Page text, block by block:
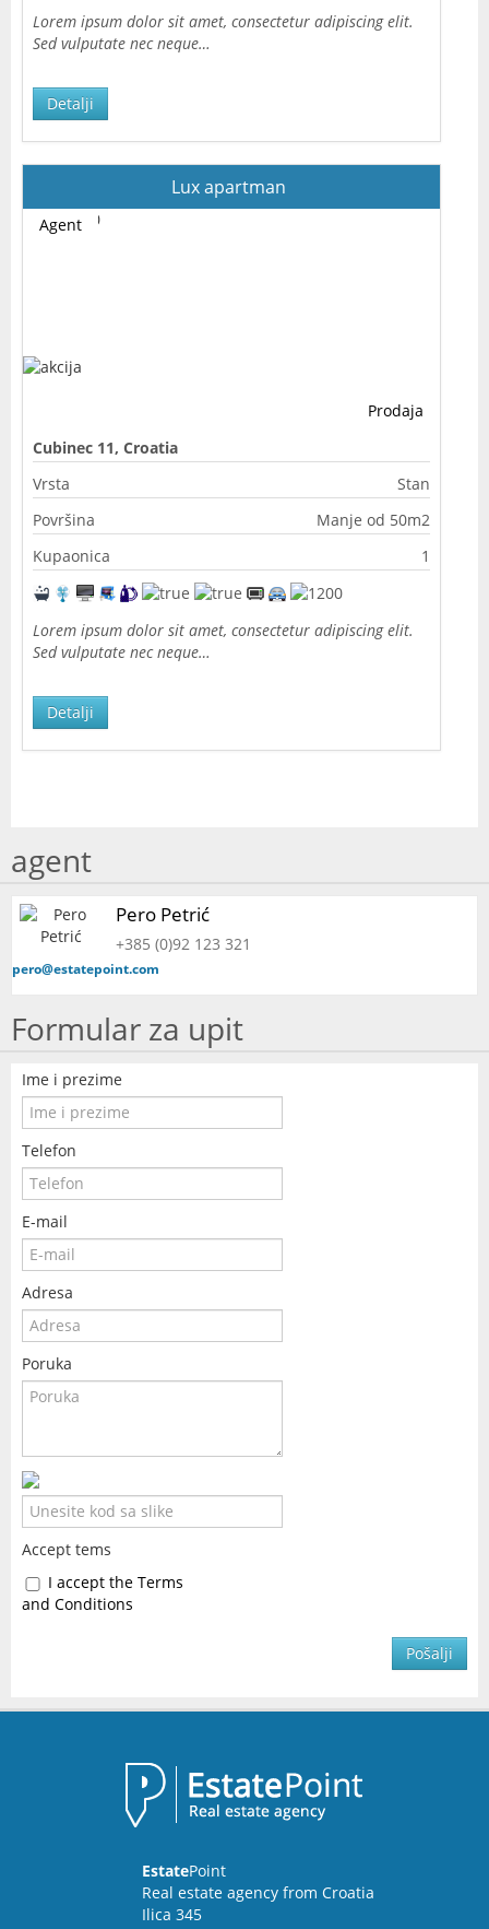
Lorem ipsum dolor sit amet, consectetur adipiscing elit.
Sed vulputate nec neque…
Detalji
Lux apartman
Prodaja
Agent
Cubinec 11, Croatia
Vrsta
Stan
Površina
Manje od 50m2
Kupaonica
1
Lorem ipsum dolor sit amet, consectetur adipiscing elit.
Sed vulputate nec neque…
Detalji
agent
Pero Petrić
+385 (0)92 123 321
pero@estatepoint.com
Formular za upit
Ime i prezime
Telefon
E-mail
Adresa
Poruka
Accept tems
I accept the Terms
and Conditions
Pošalji
EstatePoint
Real estate agency from Croatia
Ilica 345